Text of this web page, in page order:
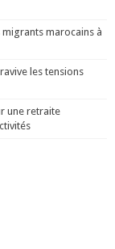
migrants marocains à
les tensions
une retraite